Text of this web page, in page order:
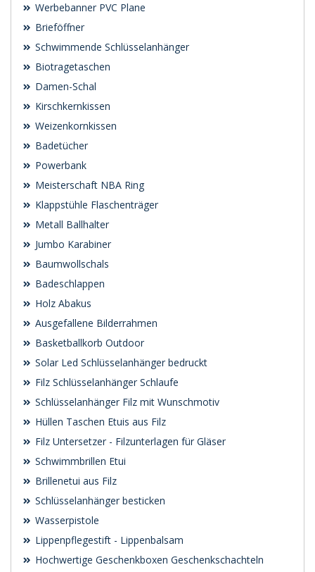
Werbebanner PVC Plane
Brieföffner
Schwimmende Schlüsselanhänger
Biotragetaschen
Damen-Schal
Kirschkernkissen
Weizenkornkissen
Badetücher
Powerbank
Meisterschaft NBA Ring
Klappstühle Flaschenträger
Metall Ballhalter
Jumbo Karabiner
Baumwollschals
Badeschlappen
Holz Abakus
Ausgefallene Bilderrahmen
Basketballkorb Outdoor
Solar Led Schlüsselanhänger bedruckt
Filz Schlüsselanhänger Schlaufe
Schlüsselanhänger Filz mit Wunschmotiv
Hüllen Taschen Etuis aus Filz
Filz Untersetzer - Filzunterlagen für Gläser
Schwimmbrillen Etui
Brillenetui aus Filz
Schlüsselanhänger besticken
Wasserpistole
Lippenpflegestift - Lippenbalsam
Hochwertige Geschenkboxen Geschenkschachteln